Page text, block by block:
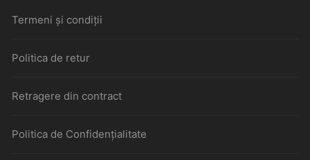
Termeni și condiții
Politica de retur
Retragere din contract
Politica de Confidențialitate